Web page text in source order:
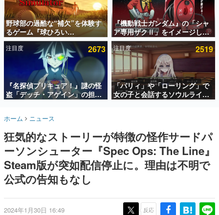
アプリセール情報
インタビュー
連載・特集一覧
殿堂入り記事
SNS拡散数が数千以上！ ページビュー数万以上！ などな
ど。多くの人々に読まれた、電ファミ渾身の“殿堂入り”記
事をまとめました。
名作ゲームクリエイターの方々に製作時のエピソードをお
きます。
赫本
この物語を解いてはいけない。『赫本』は、〈試験問題〉
の形をした短編ホラー小説集です。
これからのデジタルゲーム市場を担う若きクリエイター達
の姿を追い、彼らのルーツと情熱を探っていきます。
野球部の過酷な“補欠”を体験す
るゲーム『球ひろい
Simulator』が「1件」のウィッ
シュリストをもとにチェコ語に
対応しSNSで話題に。『キング
ダム・カム』開発元やチェコの
プロ野球選手から称賛の声
『機動戦士ガンダム』の「シャ
ア専用ザクⅡ」をイメージした
散水ホースリールが予約開始。
本体にはシャアのパーソナルマ
ークやジオン公国軍のエンブレ
ム、型式番号などを配置
注目度 2673
『名探偵プリキュア！』謎の怪
盗「デッチ・アゲイン」の担当
キャストは天﨑滉平さんと判
界生活』オットー役、『ヒプノ
注目度 2519
「パリィ」や「ローリング」で
女の子と会話するソウルライク
恋愛ゲーム『小早川さんはソウ
ホーム ニュース
狂気的なストーリーが特徴の怪作サードパ
ーソンシューター『Spec Ops: The Line』
Steam版が突如配信停止に。理由は不明で
公式の告知もなし
2024年1月30日 16:49 反応